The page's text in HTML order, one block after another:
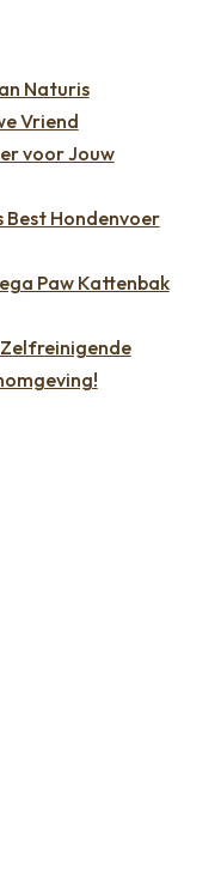
Naturis
Vriend
voor Jouw
Best Hondenvoer
Paw Kattenbak